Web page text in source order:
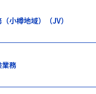
小樽地域）（JV）
務